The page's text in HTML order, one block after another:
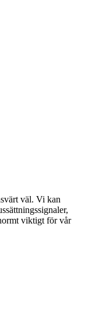
väl. Vi kan
viktigt för vår